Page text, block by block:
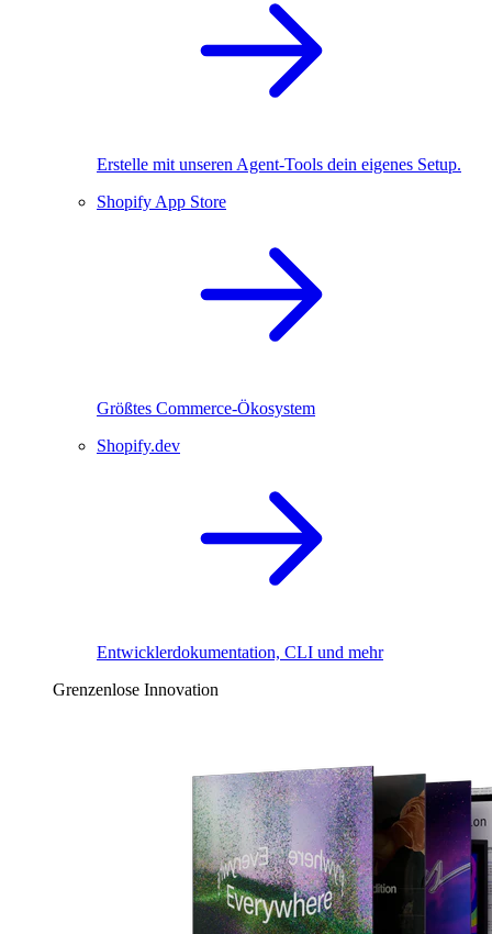
Erstelle mit unseren Agent-Tools dein eigenes Setup.
Shopify App Store
Größtes Commerce-Ökosystem
Shopify.dev
Entwicklerdokumentation, CLI und mehr
Grenzenlose Innovation